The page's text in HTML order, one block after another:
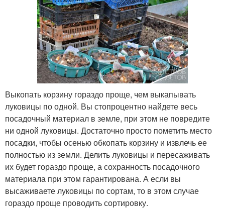
Выкопать корзину гораздо проще, чем выкапывать
луковицы по одной. Вы стопроцентно найдете весь
посадочный материал в земле, при этом не повредите
ни одной луковицы. Достаточно просто пометить место
посадки, чтобы осенью обкопать корзину и извлечь ее
полностью из земли. Делить луковицы и пересаживать
их будет гораздо проще, а сохранность посадочного
материала при этом гарантирована. А если вы
высаживаете луковицы по сортам, то в этом случае
гораздо проще проводить сортировку.